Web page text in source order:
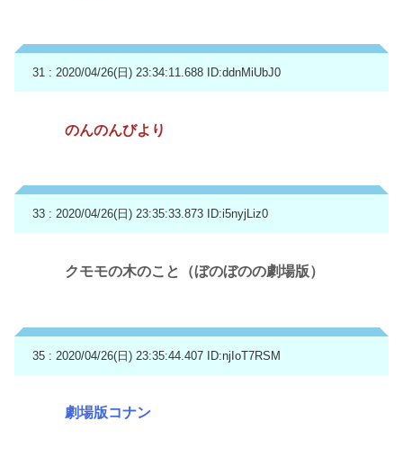
31 : 2020/04/26(日) 23:34:11.688 ID:ddnMiUbJ0
のんのんびより
33 : 2020/04/26(日) 23:35:33.873 ID:i5nyjLiz0
クモモの木のこと（ぼのぼのの劇場版）
35 : 2020/04/26(日) 23:35:44.407 ID:njIoT7RSM
劇場版コナン